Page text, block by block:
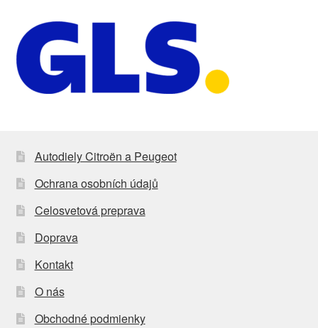
Autodiely Citroën a Peugeot
Ochrana osobních údajů
Celosvetová preprava
Doprava
Kontakt
O nás
Obchodné podmienky